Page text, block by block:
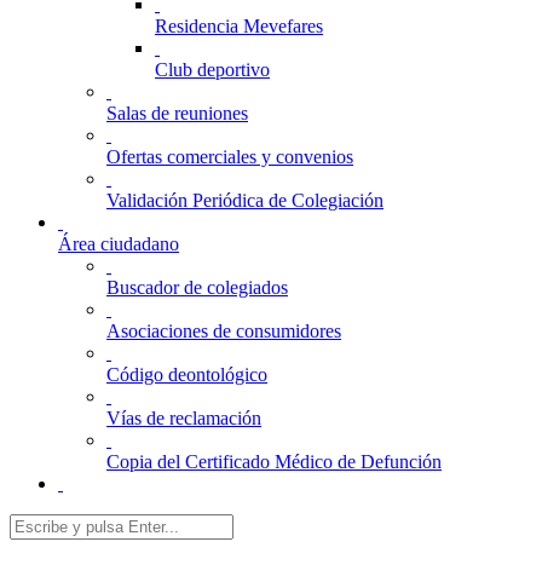
Residencia Mevefares
Club deportivo
Salas de reuniones
Ofertas comerciales y convenios
Validación Periódica de Colegiación
Área ciudadano
Buscador de colegiados
Asociaciones de consumidores
Código deontológico
Vías de reclamación
Copia del Certificado Médico de Defunción